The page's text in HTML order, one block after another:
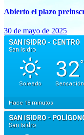
Abierto el plazo
30 de mayo de 2025